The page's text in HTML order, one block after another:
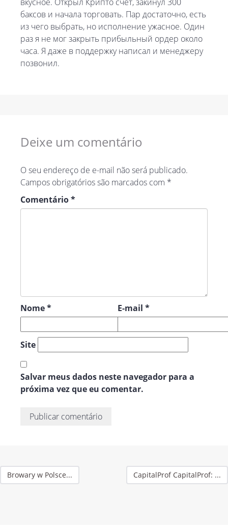
баксов и начала торговать. Пар достаточно, есть
из чего выбрать, но исполнение ужасное. Один
раз я не мог закрыть прибыльный ордер около
часа. Я даже в поддержку написал и менеджеру
позвонил.
Deixe um comentário
O seu endereço de e-mail não será publicado.
Campos obrigatórios são marcados com *
Comentário*
Nome* E-mail*
Site
Salvar meus dados neste navegador para a
próxima vez que eu comentar.
Browary w Polsce... CapitalProf CapitalProf: ...